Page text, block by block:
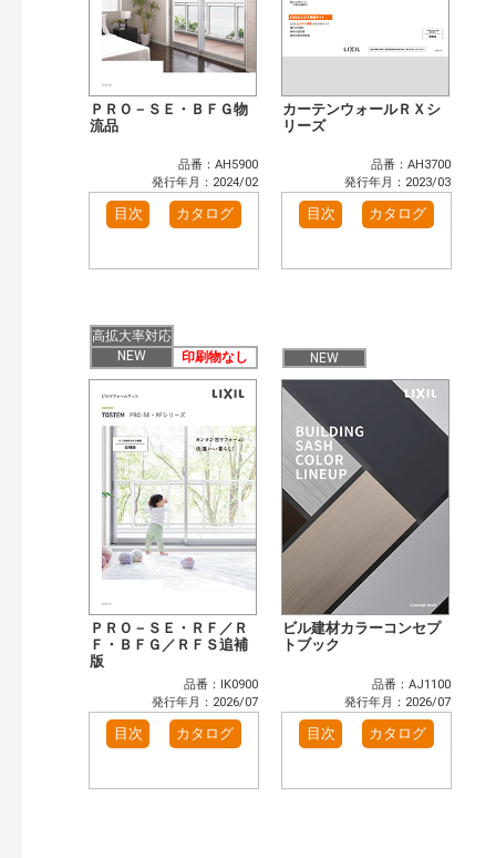
カテゴリー
窓・シャッター（102）
玄関ドア・引戸（39）
インテリア建材（48）
エクステリア（123）
タイル建材（36）
水まわり（6）
キッチン（37）
浴室（47）
小型電気温水器（11）
水栓金具（46）
太陽光発電・屋根・外壁（90）
高性能住宅工法（55）
開始年:
終了年:
検索
ＰＲＯ－ＳＥ・ＢＦＧ物
流品
品番：AH5900
発行年月：2024/02
目次 カタログ
カーテンウォールＲＸシ
リーズ
品番：AH3700
発行年月：2023/03
目次 カタログ
高拡大率対応
NEW
印刷物なし
ＰＲＯ－ＳＥ・ＲＦ／Ｒ
Ｆ・ＢＦＧ／ＲＦＳ追補
版
品番：IK0900
発行年月：2026/07
目次 カタログ
NEW
ビル建材カラーコンセプ
トブック
品番：AJ1100
発行年月：2026/07
目次 カタログ